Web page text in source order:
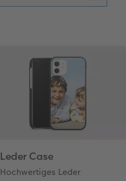
«Art Collection»
per PDF
Leder Case
Hochwertiges Leder